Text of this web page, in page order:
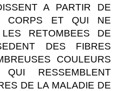
A PARTIR DE
CORPS ET QUI NE
RETOMBEES DE
DES FIBRES
COULEURS
RESSEMBLENT
DE LA MALADIE DE